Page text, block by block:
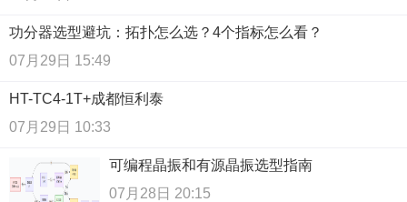
功分器选型避坑：拓扑怎么选？4个指标怎么看？
07月29日 15:49
HT-TC4-1T+成都恒利泰
07月29日 10:33
可编程晶振和有源晶振选型指南
07月28日 20:15